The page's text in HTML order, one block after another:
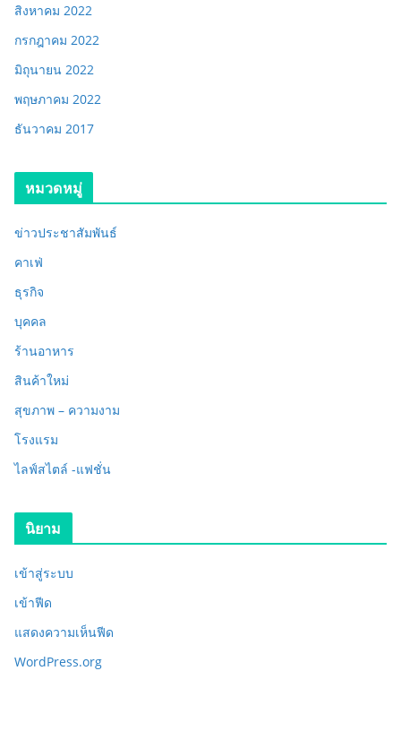
สิงหาคม 2022
กรกฎาคม 2022
มิถุนายน 2022
พฤษภาคม 2022
ธันวาคม 2017
หมวดหมู่
ข่าวประชาสัมพันธ์
คาเฟ่
ธุรกิจ
บุคคล
ร้านอาหาร
สินค้าใหม่
สุขภาพ – ความงาม
โรงแรม
ไลฟ์สไตล์ -แฟชั่น
นิยาม
เข้าสู่ระบบ
เข้าฟีด
แสดงความเห็นฟีด
WordPress.org